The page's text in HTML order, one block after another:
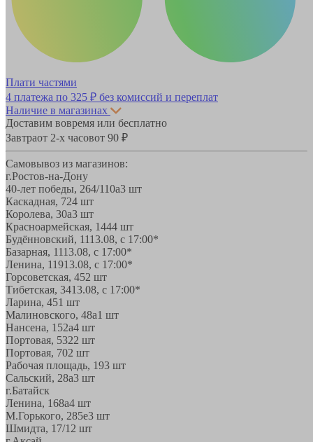
Плати частями
4 платежа по 325 ₽ без комиссий и переплат
Наличие в магазинах
Доставим вовремя или бесплатно
Завтраот 2-х часовот 90 ₽
Самовывоз из магазинов:
г.Ростов-на-Дону
40-лет победы, 264/110а3 шт
Каскадная, 724 шт
Королева, 30а3 шт
Красноармейская, 1444 шт
Будённовский, 1113.08, с 17:00*
Базарная, 1113.08, с 17:00*
Ленина, 11913.08, с 17:00*
Горсоветская, 452 шт
Тибетская, 3413.08, с 17:00*
Ларина, 451 шт
Малиновского, 48а1 шт
Нансена, 152а4 шт
Портовая, 5322 шт
Портовая, 702 шт
Рабочая площадь, 193 шт
Сальский, 28a3 шт
г.Батайск
Ленина, 168а4 шт
М.Горького, 285е3 шт
Шмидта, 17/1 2 шт